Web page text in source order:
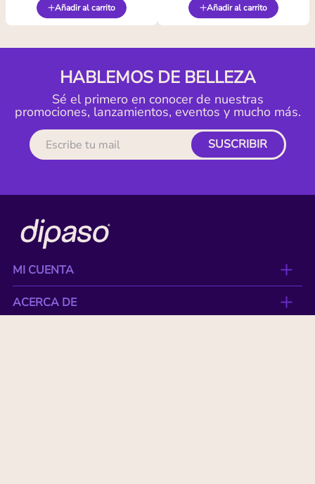
Añadir al carrito Añadir al carrito
HABLEMOS DE BELLEZA
Sé el primero en conocer de nuestras
promociones, lanzamientos, eventos y mucho más.
SUSCRIBIR
MI CUENTA
ACERCA DE